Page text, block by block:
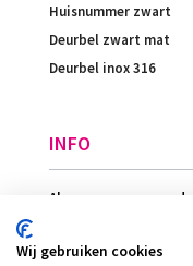
Wij gebruiken cookies
Huisnummer zwart
Deurbel zwart mat
Deurbel inox 316
INFO
Algemene voorwaarden
Levering